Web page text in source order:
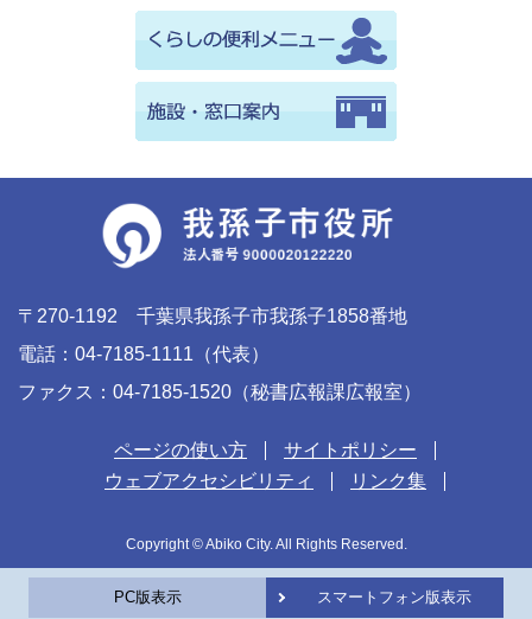
〒270-1192 千葉県我孫子市我孫子1858番地
電話：04-7185-1111（代表）
ファクス：04-7185-1520（秘書広報課広報室）
ページの使い方
サイトポリシー
ウェブアクセシビリティ
リンク集
Copyright © Abiko City. All Rights Reserved.
PC版表示 スマートフォン版表示